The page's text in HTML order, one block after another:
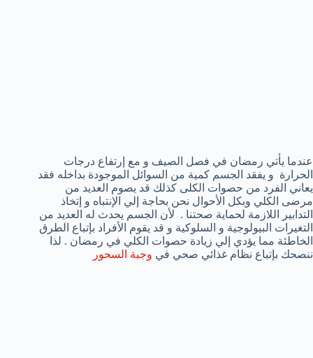
عندما يأتي رمضان في فصل الصيف و مع إرتفاع درجات
الحرارة و يفقد الجسم كمية من السوائل الموجودة بداخله فقد
يعاني الفرد من حصوات الكلى كذلك قد يصوم العديد من
مرضى الكلي وبكل الأحوال نحن بحاجة إلي الإنتباه و إتخاذ
التدابير اللازمة لحماية صحتنا . لأن الجسم يحدث له العديد من
التغيرات البيولوجية و السلوكية و قد يقوم الأفراد بإتباع الطرق
الخاطئة مما يؤدي إلي زيادة حصوات الكلي في رمضان . لذا
ننصحك بإتباع نظام غذائي صحي في وجبة السحور